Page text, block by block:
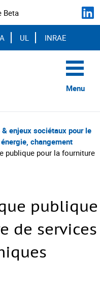
Beta
UL INRAE
Menu
enjeux sociétaux pour le
changement
publique pour la fourniture
publique
de services